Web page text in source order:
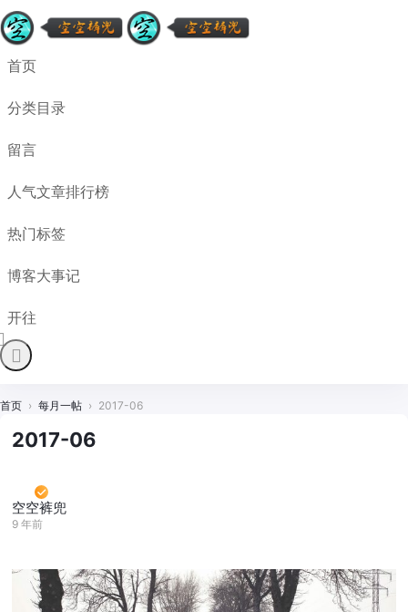
首页
分类目录
留言
人气文章排行榜
热门标签
博客大事记
开往
首页 › 每月一帖 › 2017-06
2017-06
空空裤兜
9 年前